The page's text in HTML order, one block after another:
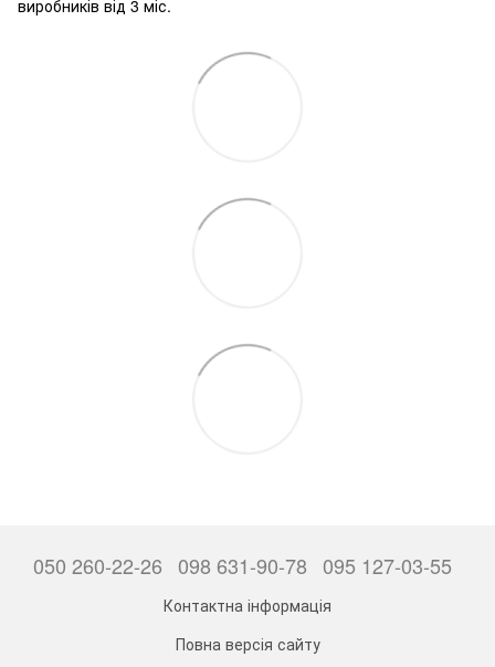
виробників від 3 міс.
050 260-22-26 098 631-90-78 095 127-03-55
Контактна інформація
Повна версія сайту